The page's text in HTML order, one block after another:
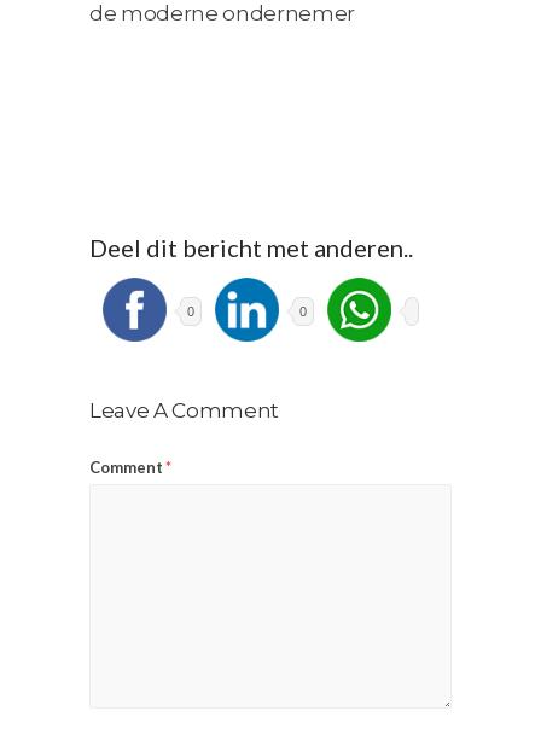
de moderne ondernemer
Deel dit bericht met anderen..
0 0
Leave A Comment
Comment*